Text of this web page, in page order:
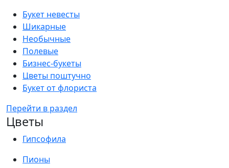
Букет невесты
Шикарные
Необычные
Полевые
Бизнес-букеты
Цветы поштучно
Букет от флориста
Перейти в раздел
Цветы
Гипсофила
Пионы